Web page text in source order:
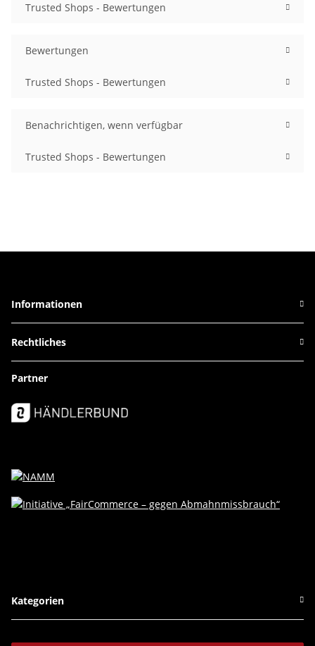
Trusted Shops - Bewertungen
Bewertungen
Trusted Shops - Bewertungen
Benachrichtigen, wenn verfügbar
Trusted Shops - Bewertungen
Informationen
Rechtliches
Partner
Kategorien